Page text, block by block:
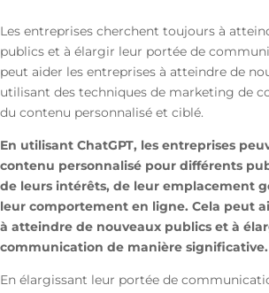
Les entreprises cherchent toujours à
publics et à élargir leur portée de
peut aider les entreprises à atteindre de
utilisant des techniques de marketing de
du contenu personnalisé et ciblé.
En utilisant ChatGPT, les entreprises
contenu personnalisé pour différents
de leurs intérêts, de leur emplacement
leur comportement en ligne. Cela peut
à atteindre de nouveaux publics et à
communication de manière significative.
En élargissant leur portée de